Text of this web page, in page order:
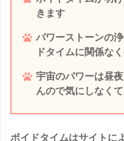
きます
パワーストーンの
ドタイムに関係な
宇宙のパワーは昼
んので気にしなく
ボイドタイムはサイトに